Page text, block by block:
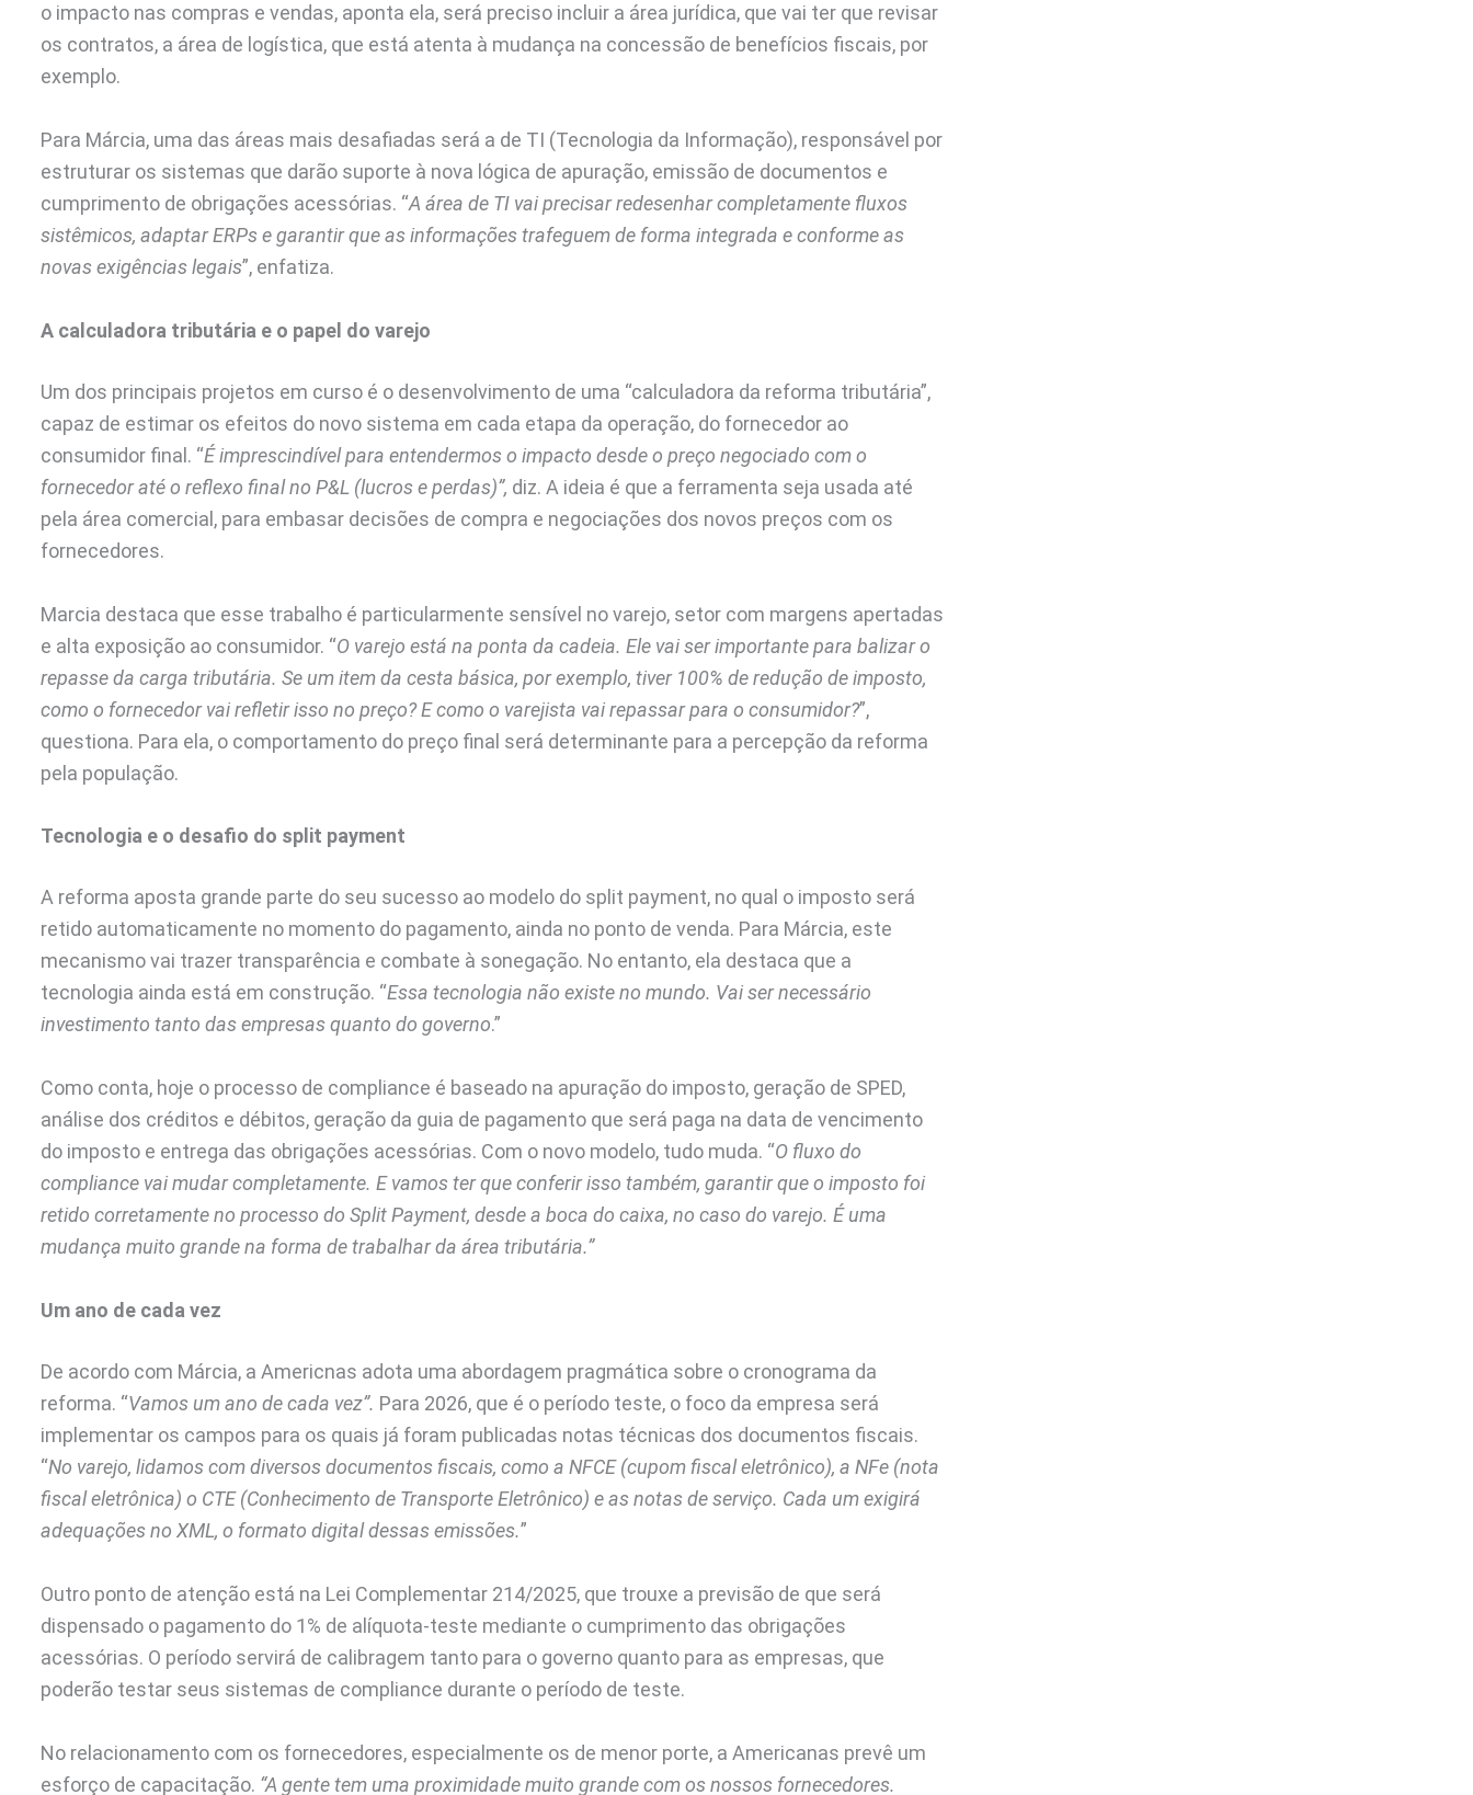
o impacto nas compras e vendas, aponta ela, será preciso incluir a área jurídica, que vai ter que revisar
os contratos, a área de logística, que está atenta à mudança na concessão de benefícios fiscais, por
exemplo.
Para Márcia, uma das áreas mais desafiadas será a de TI (Tecnologia da Informação), responsável por
estruturar os sistemas que darão suporte à nova lógica de apuração, emissão de documentos e
cumprimento de obrigações acessórias. “A área de TI vai precisar redesenhar completamente fluxos
sistêmicos, adaptar ERPs e garantir que as informações trafeguem de forma integrada e conforme as
novas exigências legais”, enfatiza.
A calculadora tributária e o papel do varejo
Um dos principais projetos em curso é o desenvolvimento de uma “calculadora da reforma tributária”,
capaz de estimar os efeitos do novo sistema em cada etapa da operação, do fornecedor ao
consumidor final. “É imprescindível para entendermos o impacto desde o preço negociado com o
fornecedor até o reflexo final no P&L (lucros e perdas)”, diz. A ideia é que a ferramenta seja usada até
pela área comercial, para embasar decisões de compra e negociações dos novos preços com os
fornecedores.
Marcia destaca que esse trabalho é particularmente sensível no varejo, setor com margens apertadas
e alta exposição ao consumidor. “O varejo está na ponta da cadeia. Ele vai ser importante para balizar o
repasse da carga tributária. Se um item da cesta básica, por exemplo, tiver 100% de redução de imposto,
como o fornecedor vai refletir isso no preço? E como o varejista vai repassar para o consumidor?”,
questiona. Para ela, o comportamento do preço final será determinante para a percepção da reforma
pela população.
Tecnologia e o desafio do split payment
A reforma aposta grande parte do seu sucesso ao modelo do split payment, no qual o imposto será
retido automaticamente no momento do pagamento, ainda no ponto de venda. Para Márcia, este
mecanismo vai trazer transparência e combate à sonegação. No entanto, ela destaca que a
tecnologia ainda está em construção. “Essa tecnologia não existe no mundo. Vai ser necessário
investimento tanto das empresas quanto do governo.”
Como conta, hoje o processo de compliance é baseado na apuração do imposto, geração de SPED,
análise dos créditos e débitos, geração da guia de pagamento que será paga na data de vencimento
do imposto e entrega das obrigações acessórias. Com o novo modelo, tudo muda. “O fluxo do
compliance vai mudar completamente. E vamos ter que conferir isso também, garantir que o imposto foi
retido corretamente no processo do Split Payment, desde a boca do caixa, no caso do varejo. É uma
mudança muito grande na forma de trabalhar da área tributária.”
Um ano de cada vez
De acordo com Márcia, a Americnas adota uma abordagem pragmática sobre o cronograma da
reforma. “Vamos um ano de cada vez”. Para 2026, que é o período teste, o foco da empresa será
implementar os campos para os quais já foram publicadas notas técnicas dos documentos fiscais.
“No varejo, lidamos com diversos documentos fiscais, como a NFCE (cupom fiscal eletrônico), a NFe (nota
fiscal eletrônica) o CTE (Conhecimento de Transporte Eletrônico) e as notas de serviço. Cada um exigirá
adequações no XML, o formato digital dessas emissões.”
Outro ponto de atenção está na Lei Complementar 214/2025, que trouxe a previsão de que será
dispensado o pagamento do 1% de alíquota-teste mediante o cumprimento das obrigações
acessórias. O período servirá de calibragem tanto para o governo quanto para as empresas, que
poderão testar seus sistemas de compliance durante o período de teste.
No relacionamento com os fornecedores, especialmente os de menor porte, a Americanas prevê um
esforço de capacitação. “A gente tem uma proximidade muito grande com os nossos fornecedores.